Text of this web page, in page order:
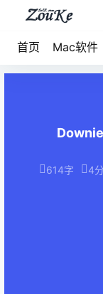
首页 Mac软件
614字 4